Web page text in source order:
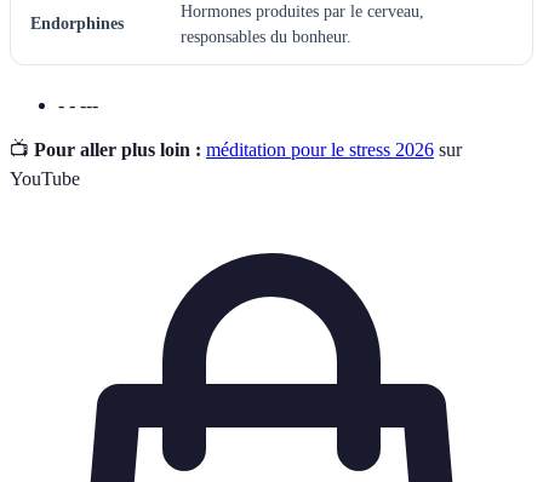
Endorphines
Hormones produites par le cerveau,
responsables du bonheur.
- - ---
📺 Pour aller plus loin : méditation pour le stress 2026 sur
YouTube